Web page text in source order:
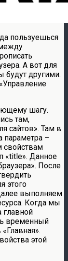
пользуешься
А вот для
будут другими.
шагу.
там,
сайтов». Там в
параметра –
свойствам
«title». Данное
После
этого
выполняем
Когда мы
главной
временный
этой